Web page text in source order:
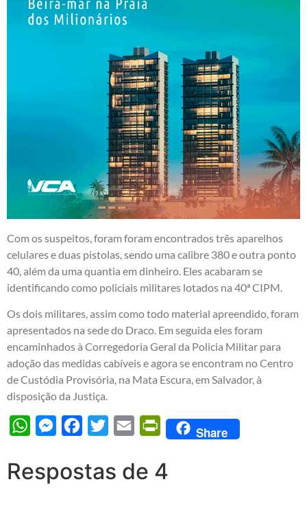
Com os suspeitos, foram foram encontrados três aparelhos
celulares e duas pistolas, sendo uma calibre 380 e outra ponto
40, além da uma quantia em dinheiro. Eles acabaram se
identificando como policiais militares lotados na 40ª CIPM.
Os dois militares, assim como todo material apreendido, foram
apresentados na sede do Draco. Em seguida eles foram
encaminhados à Corregedoria Geral da Policia Militar para
adoção das medidas cabíveis e agora se encontram no Centro
de Custódia Provisória, na Mata Escura, em Salvador, à
disposição da Justiça.
WhatsAppMessengerFacebook
Twitter Email PrintFriendly
Share
Respostas de 4